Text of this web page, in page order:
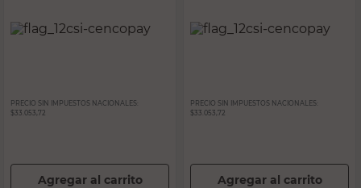
PRECIO SIN IMPUESTOS NACIONALES:
$33.053,72
Agregar al carrito
PRECIO SIN IMPUESTOS NACIONALES:
$33.053,72
Agregar al carrito